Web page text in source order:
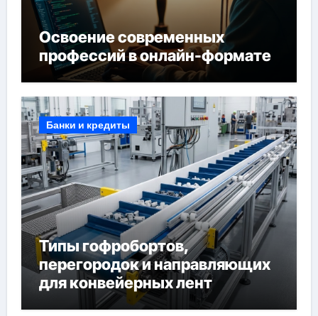
Освоение современных
профессий в онлайн-формате
Банки и кредиты
Типы гофробортов,
перегородок и направляющих
для конвейерных лент